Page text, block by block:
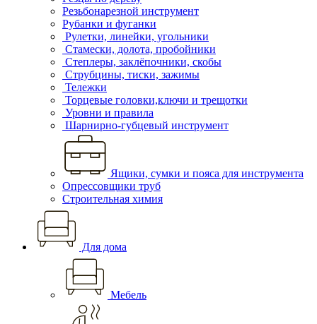
Резьбонарезной инструмент
Рубанки и фуганки
Рулетки, линейки, угольники
Стамески, долота, пробойники
Степлеры, заклёпочники, скобы
Струбцины, тиски, зажимы
Тележки
Торцевые головки,ключи и трещотки
Уровни и правила
Шарнирно-губцевый инструмент
Ящики, сумки и пояса для инструмента
Опрессовщики труб
Строительная химия
Для дома
Мебель